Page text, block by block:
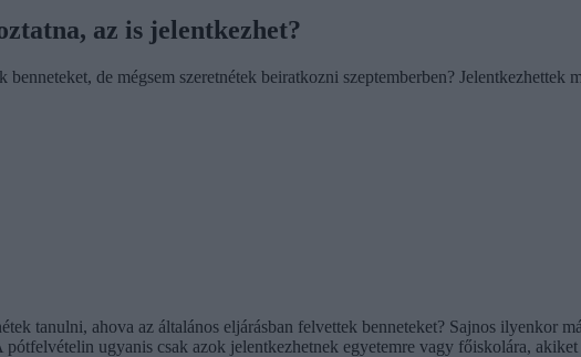
az is jelentkezhet?
de mégsem szeretnétek beiratkozni szeptemberben? Jelentkezhettek
tanulni, ahova az általános eljárásban felvettek benneteket? Sajnos ilyenkor
ugyanis csak azok jelentkezhetnek egyetemre vagy főiskolára,